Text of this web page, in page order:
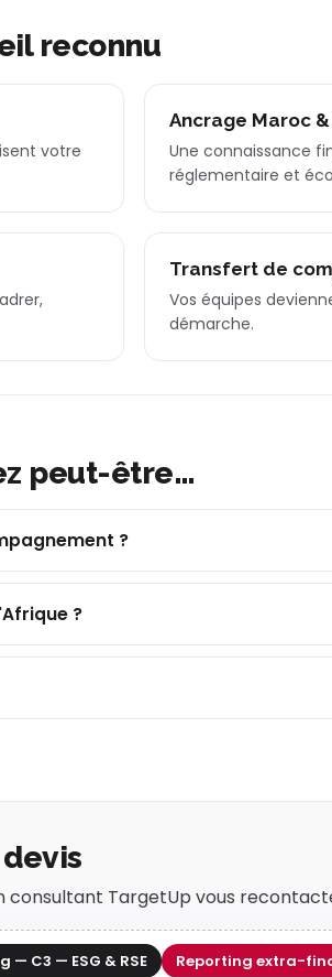
reconnu
votre
Ancrage Maroc
Une connaissance
réglementaire et
Transfert de
Vos équipes
démarche.
peut-être…
?
?
consultant TargetUp vous
— C3 — ESG & RSE Reporting extra-